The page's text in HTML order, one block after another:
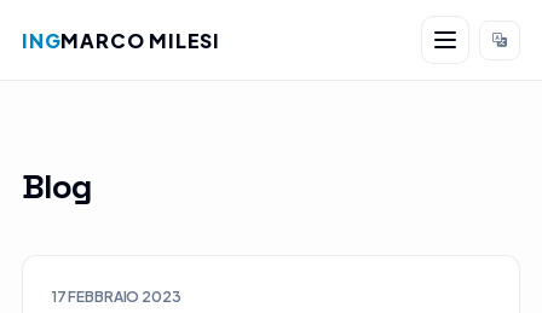
INGMARCO MILESI
Blog
17 FEBBRAIO 2023